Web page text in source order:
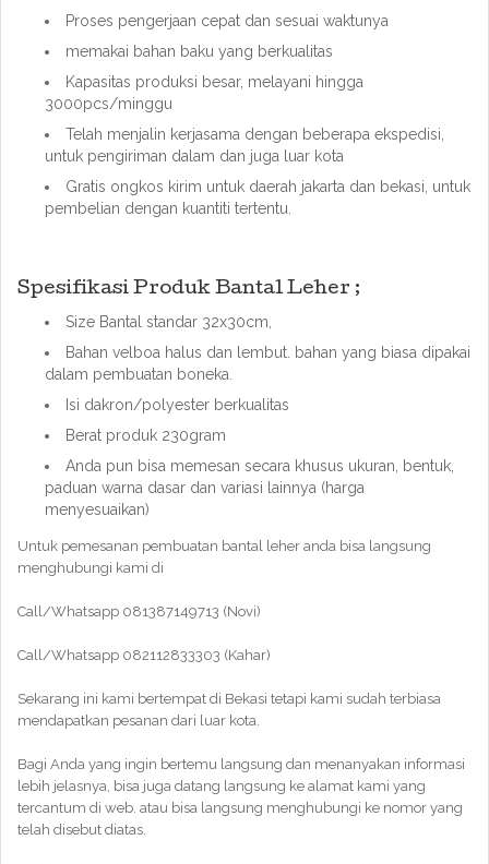
Proses pengerjaan cepat dan sesuai waktunya
memakai bahan baku yang berkualitas
Kapasitas produksi besar, melayani hingga
3000pcs/minggu
Telah menjalin kerjasama dengan beberapa ekspedisi,
untuk pengiriman dalam dan juga luar kota
Gratis ongkos kirim untuk daerah jakarta dan bekasi, untuk
pembelian dengan kuantiti tertentu.
Spesifikasi Produk Bantal Leher ;
Size Bantal standar 32x30cm,
Bahan velboa halus dan lembut. bahan yang biasa dipakai
dalam pembuatan boneka.
Isi dakron/polyester berkualitas
Berat produk 230gram
Anda pun bisa memesan secara khusus ukuran, bentuk,
paduan warna dasar dan variasi lainnya (harga
menyesuaikan)
Untuk pemesanan pembuatan bantal leher anda bisa langsung
menghubungi kami di
Call/Whatsapp 081387149713 (Novi)
Call/Whatsapp 082112833303 (Kahar)
Sekarang ini kami bertempat di Bekasi tetapi kami sudah terbiasa
mendapatkan pesanan dari luar kota.
Bagi Anda yang ingin bertemu langsung dan menanyakan informasi
lebih jelasnya, bisa juga datang langsung ke alamat kami yang
tercantum di web. atau bisa langsung menghubungi ke nomor yang
telah disebut diatas.